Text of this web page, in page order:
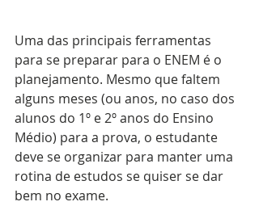
Uma das principais ferramentas
para se preparar para o ENEM é o
planejamento. Mesmo que faltem
alguns meses (ou anos, no caso dos
alunos do 1º e 2º anos do Ensino
Médio) para a prova, o estudante
deve se organizar para manter uma
rotina de estudos se quiser se dar
bem no exame.